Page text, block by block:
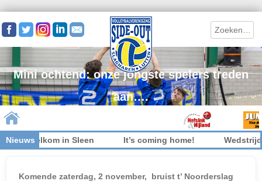
Search
Mini ochtend: onze jongste spelers treden
aan….
Nieuws
niet welkom in Sleen It’s coming home!
Komende zaterdag, 2 november, bruist t’ Noorderslag